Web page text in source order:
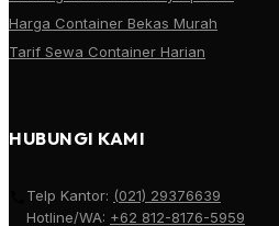
Harga Container Bekas Murah
Tarif Sewa Container Harian
HUBUNGI KAMI
Telp Kantor: (021) 29376639
Hotline/WA: +62 812-8176-5959